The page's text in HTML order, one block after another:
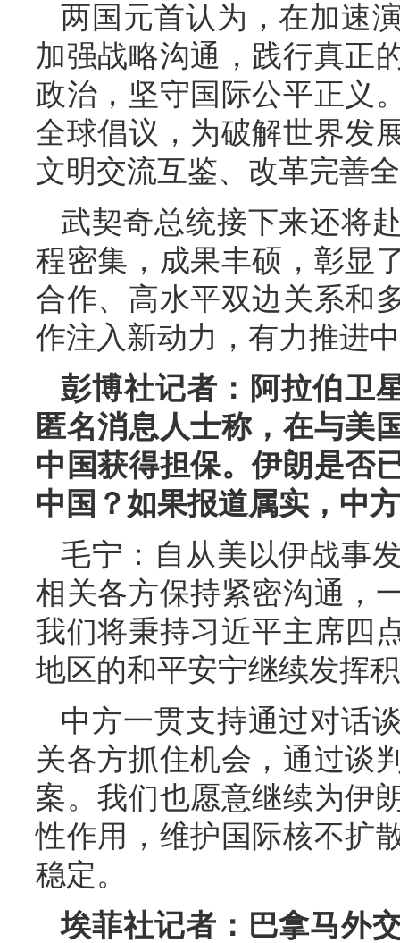
两国元首认为，在加速
加强战略沟通，践行真正
政治，坚守国际公平正义
全球倡议，为破解世界发
文明交流互鉴、改革完善
武契奇总统接下来还将
程密集，成果丰硕，彰显
合作、高水平双边关系和
作注入新动力，有力推进
彭博社记者：阿拉伯卫
匿名消息人士称，在与美
中国获得担保。伊朗是否
中国？如果报道属实，中
毛宁：自从美以伊战事
相关各方保持紧密沟通，
我们将秉持习近平主席四
地区的和平安宁继续发挥
中方一贯支持通过对话
关各方抓住机会，通过谈
案。我们也愿意继续为伊
性作用，维护国际核不扩
稳定。
埃菲社记者：巴拿马外